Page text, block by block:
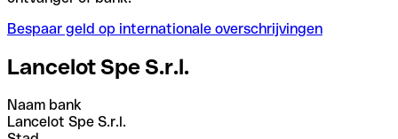
Bespaar geld op internationale overschrijvingen
Lancelot Spe S.r.l.
Naam bank
Lancelot Spe S.r.l.